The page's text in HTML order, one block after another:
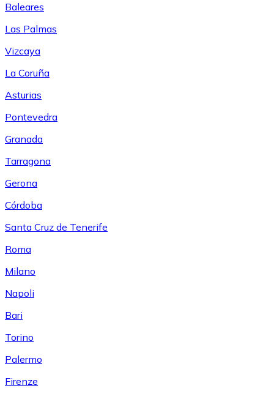
Baleares
Las Palmas
Vizcaya
La Coruña
Asturias
Pontevedra
Granada
Tarragona
Gerona
Córdoba
Santa Cruz de Tenerife
Roma
Milano
Napoli
Bari
Torino
Palermo
Firenze